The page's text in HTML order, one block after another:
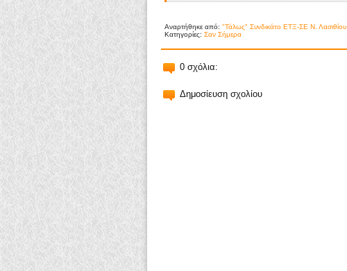
Αναρτήθηκε από: "Τάλως" Συνδικάτο ΕΤΞ-ΣΕ Ν. Λασιθίου
Κατηγορίες: Σαν Σήμερα
0 σχόλια:
Δημοσίευση σχολίου